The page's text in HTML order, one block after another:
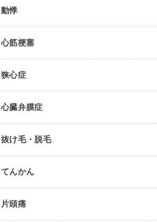
動悸
心筋梗塞
狭心症
心臓弁膜症
抜け毛・脱毛
てんかん
片頭痛